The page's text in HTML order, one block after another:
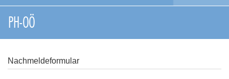
PH-OÖ
Nachmeldeformular